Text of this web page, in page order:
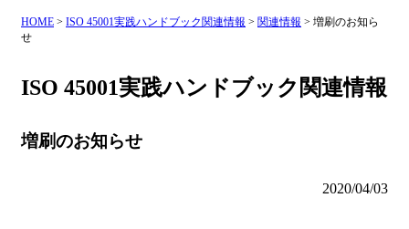
HOME > ISO 45001実践ハンドブック関連情報 > 関連情報 > 増刷のお知ら
せ
ISO 45001実践ハンドブック関連情報
増刷のお知らせ
2020/04/03